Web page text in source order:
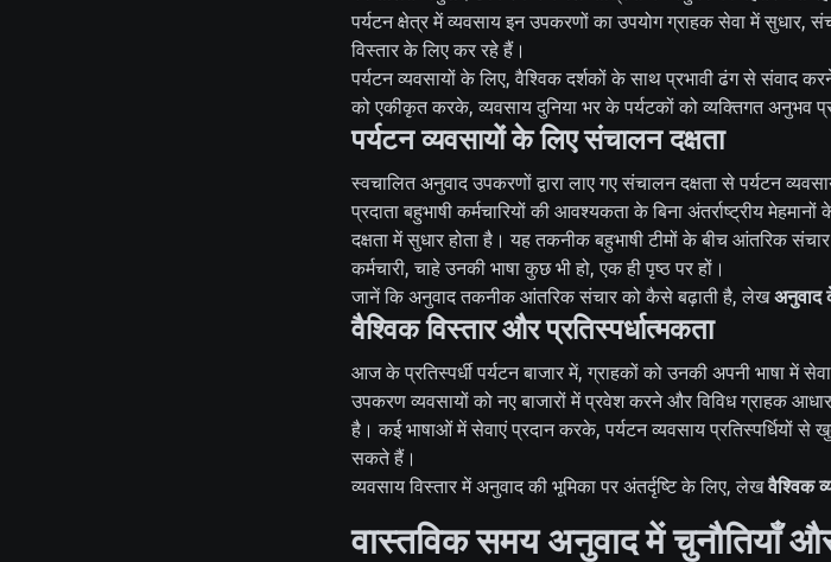
पर्यटन क्षेत्र में व्यवसाय इन उपकरणों का उपयोग ग्राहक सेवा में सुधार,
विस्तार के लिए कर रहे हैं।
पर्यटन व्यवसायों के लिए, वैश्विक दर्शकों के साथ प्रभावी ढंग से संवाद
को एकीकृत करके, व्यवसाय दुनिया भर के पर्यटकों को व्यक्तिगत अनुभव
पर्यटन व्यवसायों के लिए संचालन दक्षता
स्वचालित अनुवाद उपकरणों द्वारा लाए गए संचालन दक्षता से पर्यटन
प्रदाता बहुभाषी कर्मचारियों की आवश्यकता के बिना अंतर्राष्ट्रीय
दक्षता में सुधार होता है। यह तकनीक बहुभाषी टीमों के बीच आंतरिक
कर्मचारी, चाहे उनकी भाषा कुछ भी हो, एक ही पृष्ठ पर हों।
जानें कि अनुवाद तकनीक आंतरिक संचार को कैसे बढ़ाती है, लेखअनुवाद
वैश्विक विस्तार और प्रतिस्पर्धात्मकता
आज के प्रतिस्पर्धी पर्यटन बाजार में, ग्राहकों को उनकी अपनी भाषा में
उपकरण व्यवसायों को नए बाजारों में प्रवेश करने और विविध ग्राहक
है। कई भाषाओं में सेवाएं प्रदान करके, पर्यटन व्यवसाय
सकते हैं।
व्यवसाय विस्तार में अनुवाद की भूमिका पर अंतर्दृष्टि के लिए, लेखवैश्विक
वास्तविक समय अनुवाद में चुनौतियाँ